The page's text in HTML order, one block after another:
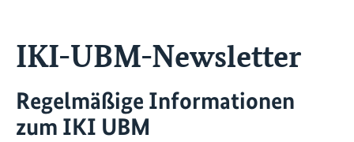
IKI-UBM-Newsletter
Regelmäßige Informationen
zum IKI UBM